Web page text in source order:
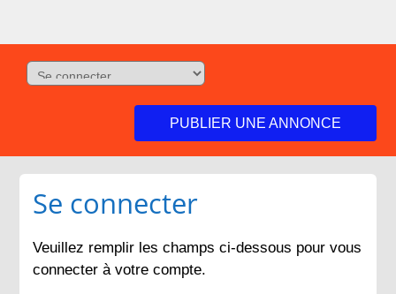
PUBLIER UNE ANNONCE
Se connecter
Veuillez remplir les champs ci-dessous pour vous
connecter à votre compte.